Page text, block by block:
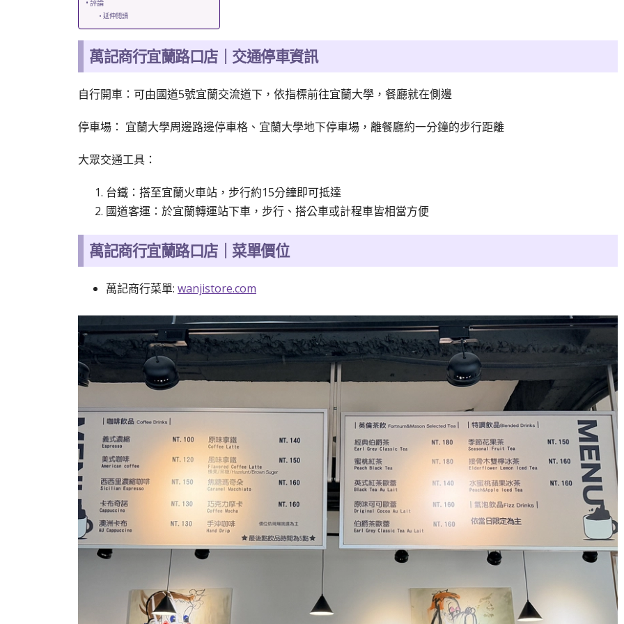
評論
延伸閱讀
萬記商行宜蘭路口店｜交通停車資訊
自行開車：可由國道5號宜蘭交流道下，依指標前往宜蘭大學，餐廳就在側邊
停車場： 宜蘭大學周邊路邊停車格、 宜蘭大學地下停車場，離餐廳約一分鐘的步行距離
大眾交通工具：
台鐵：搭至宜蘭火車站，步行約15分鐘即可抵達
國道客運：於宜蘭轉運站下車，步行、搭公車或計程車皆相當方便
萬記商行宜蘭路口店｜菜單價位
萬記商行菜單: wanjistore.com